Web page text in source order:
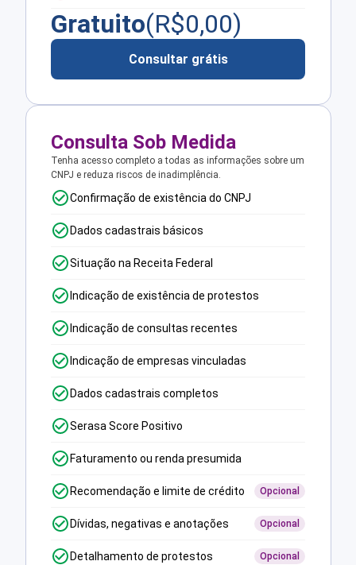
Gratuito(R$0,00)
Consultar grátis
Consulta Sob Medida
Tenha acesso completo a todas as informações sobre um
CNPJ e reduza riscos de inadimplência.
Confirmação de existência do CNPJ
Dados cadastrais básicos
Situação na Receita Federal
Indicação de existência de protestos
Indicação de consultas recentes
Indicação de empresas vinculadas
Dados cadastrais completos
Serasa Score Positivo
Faturamento ou renda presumida
Recomendação e limite de crédito Opcional
Dívidas, negativas e anotações Opcional
Detalhamento de protestos Opcional